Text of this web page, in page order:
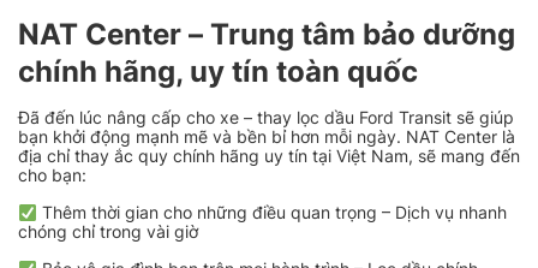
NAT Center – Trung tâm bảo dưỡng
chính hãng, uy tín toàn quốc
Đã đến lúc nâng cấp cho xe – thay lọc dầu Ford Transit sẽ giúp
bạn khởi động mạnh mẽ và bền bỉ hơn mỗi ngày. NAT Center là
địa chỉ thay ắc quy chính hãng uy tín tại Việt Nam, sẽ mang đến
cho bạn:
Thêm thời gian cho những điều quan trọng – Dịch vụ nhanh
chóng chỉ trong vài giờ